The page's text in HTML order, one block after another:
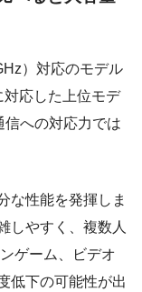
）対応のモデル
対応した上位モデ
信への対応力では
な性能を発揮しま
しやすく、複数人
ゲーム、ビデオ
低下の可能性が出